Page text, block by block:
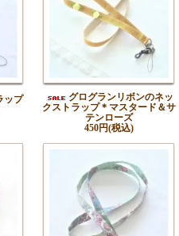
ップ
グログランリボンのネッ
クストラップ＊マスタード＆サ
テンローズ
450円(税込)